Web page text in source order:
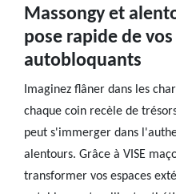
Massongy et
pose rapide de vos
autobloquants
Imaginez flâner dans les
chaque coin recèle de
peut s'immerger dans
alentours. Grâce à VISE
transformer vos espaces